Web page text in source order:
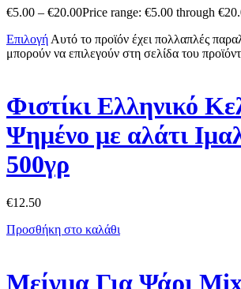
€5.00 – €20.00Price range: €5.00 through
Επιλογή Αυτό το προϊόν έχει πολλαπλές
μπορούν να επιλεγούν στη σελίδα του
Φιστίκι Ελληνικό
Ψημένο με αλάτι
500γρ
€12.50
Προσθήκη στο καλάθι
Μείγμα Για Ψάρι